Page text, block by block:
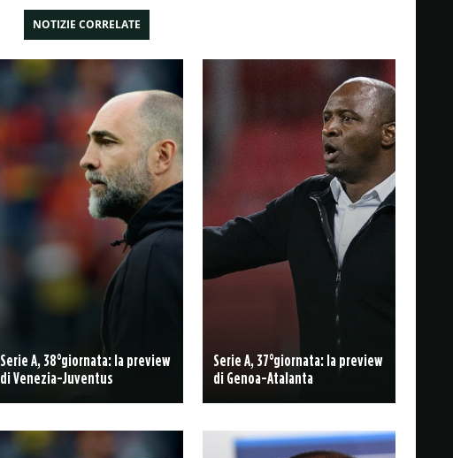
NOTIZIE CORRELATE
Serie A, 38°giornata: la preview
di Venezia-Juventus
Serie A, 37°giornata: la preview
di Genoa-Atalanta